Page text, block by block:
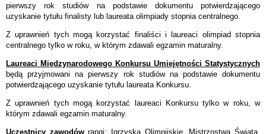
pierwszy rok studiów na podstawie dokumentu potwierdzającego
uzyskanie tytułu finalisty lub laureata olimpiady stopnia centralnego.
Z uprawnień tych mogą korzystać finaliści i laureaci olimpiad stopnia
centralnego tylko w roku, w którym zdawali egzamin maturalny.
Laureaci Międzynarodowego Konkursu Umiejętności Statystycznych
będą przyjmowani na pierwszy rok studiów na podstawie dokumentu
potwierdzającego uzyskanie tytułu laureata Konkursu.
Z uprawnień tych mogą korzystać laureaci Konkursu tylko w roku, w
którym zdawali egzamin maturalny.
Uczestnicy zawodówrangi: Igrzyska Olimpijskie, Mistrzostwa Świata,